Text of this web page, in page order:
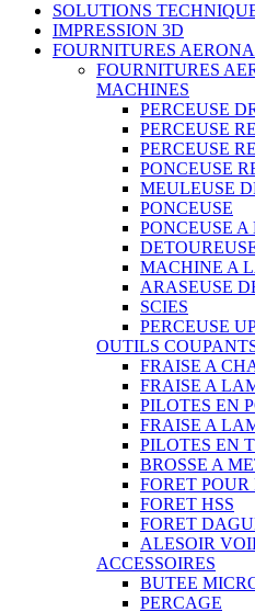
SOLUTIONS
IMPRESSION 3D
FOURNITURES
FOURNITURES
MACHINES
PERCEUSE
PERCEUSE
PERCEUSE
PONCEUSE
MEULEUSE
PONCEUSE
PONCEUSE
MACHINE A
ARASEUSE
SCIES
PERCEUSE
OUTILS
FRAISE A
FRAISE A
PILOTES EN
FRAISE A
PILOTES EN
BROSSE A
FORET
FORET HSS
FORET
ALESOIR
ACCESSOIRES
BUTEE
PERCAGE